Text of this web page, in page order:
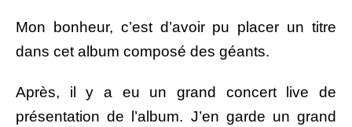
Mon bonheur, c’est d’avoir pu placer un titre
dans cet album composé des géants.
Après, il y a eu un grand concert live de
présentation de l’album. J’en garde un grand